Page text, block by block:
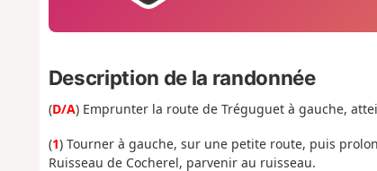
Description de la randonnée
(D/A) Emprunter la route de Tréguguet à gauche,
(1) Tourner à gauche, sur une petite route, puis
Ruisseau de Cocherel, parvenir au ruisseau.